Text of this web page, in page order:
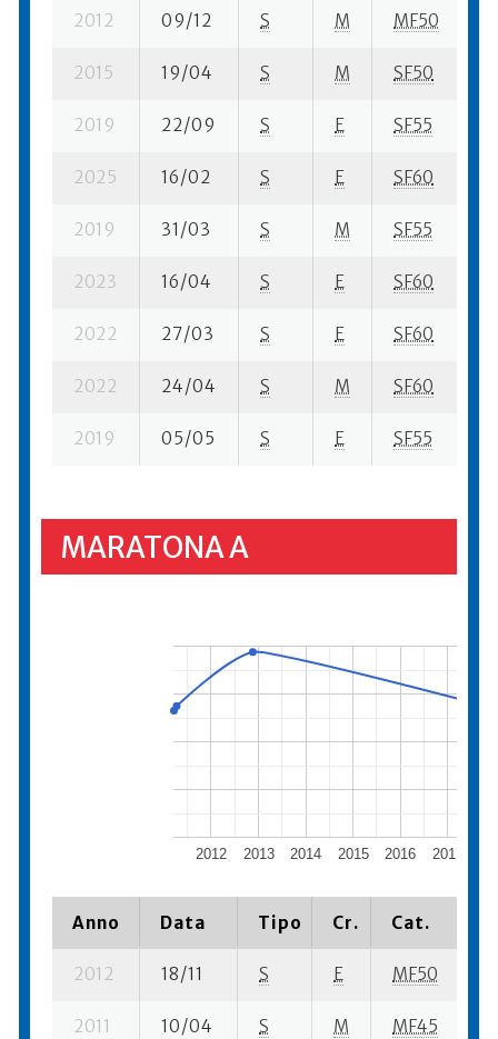
2012 09/12 S M MF50
2015 19/04 S M SF50
2019 22/09 S E SF55
2025 16/02 S E SF60
2019 31/03 S M SF55
2023 16/04 S E SF60
2022 27/03 S E SF60
2022 24/04 S M SF60
2019 05/05 S E SF55
MARATONA A
2012 2013 2014 2015 2016 2017
Anno Data Tipo Cr. Cat.
2012 18/11 S E MF50
2011 10/04 S M MF45